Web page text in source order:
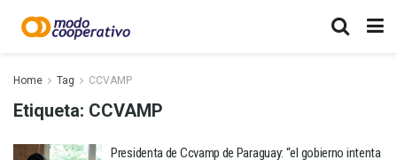
Home Tag CCVAMP
Etiqueta: CCVAMP
Presidenta de Ccvamp de Paraguay: “el gobierno intenta